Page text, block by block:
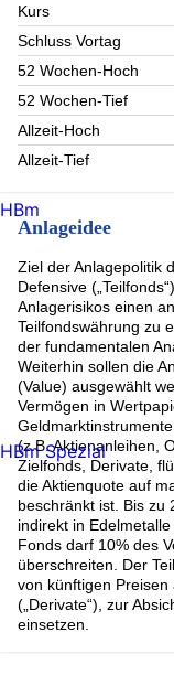
Kurs
Schluss Vortag
52 Wochen-Hoch
52 Wochen-Tief
Allzeit-Hoch
Allzeit-Tief
Anlageidee
Ziel der Anlagepolitik
Defensive
Anlagerisikos einen
Teilfondswährung zu
der fundamentalen
Weiterhin sollen die
(Value) ausgewählt
Vermögen in
(z.B. Aktienanleihen,
Zielfonds, Derivate,
die Aktienquote auf
beschränkt ist. Bis zu
indirekt in
Fonds darf 10% des
überschreiten. Der
von künftigen
(„Derivate“), zur
einsetzen.
HBm
HBm Spezial